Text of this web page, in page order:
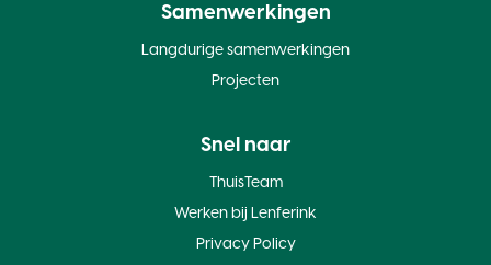
Samenwerkingen
Langdurige samenwerkingen
Projecten
Snel naar
ThuisTeam
Werken bij Lenferink
Privacy Policy